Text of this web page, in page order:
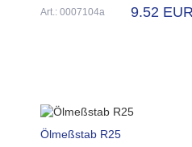
Art.: 0007104a 9.52
Ölmeßstab R25